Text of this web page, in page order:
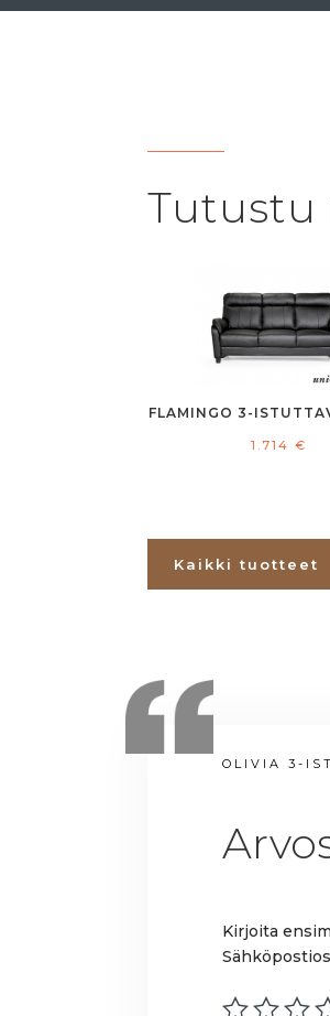
Tutustu
FLAMINGO 3-
1.714 €
Kaikki tuotteet
OLIVIA 3-
Kirjoita